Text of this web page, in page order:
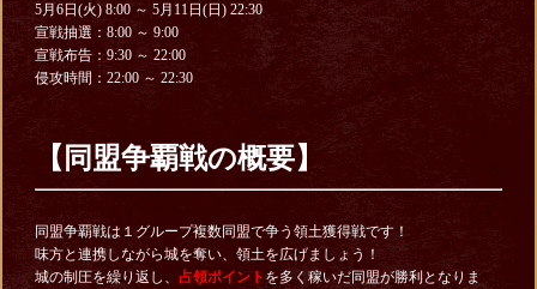
5月6日(火) 8:00 ～ 5月11日(日) 22:30
宣戦抽選：8:00 ～ 9:00
宣戦布告：9:30 ～ 22:00
侵攻時間：22:00 ～ 22:30
【同盟争覇戦の概要】
同盟争覇戦は１グループ複数同盟で争う領土獲得戦です！
味方と連携しながら城を奪い、領土を広げましょう！
城の制圧を繰り返し、 占領ポイント を多く稼いだ同盟が勝利となりま